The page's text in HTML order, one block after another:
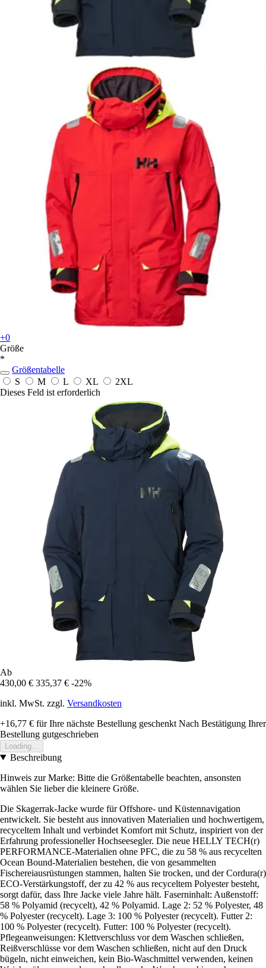
+0
Größe
*
Größentabelle
S
M L XL
2XL
Dieses Feld ist erforderlich
Ab
430,00 € 335,37 € -22%
inkl. MwSt. zzgl. Versandkosten
+16,77 € für Ihre nächste Bestellung geschenkt Nach Bestätigung Ihrer
Bestellung gutgeschrieben
Loading...
Beschreibung
Hinweis zur Marke: Bitte die Größentabelle beachten, ansonsten
wählen Sie lieber die kleinere Größe.
Die Skagerrak-Jacke wurde für Offshore- und Küstennavigation
entwickelt. Sie besteht aus innovativen Materialien und hochwertigem,
recyceltem Inhalt und verbindet Komfort mit Schutz, inspiriert von der
Erfahrung professioneller Hochseesegler. Die neue HELLY TECH(r)
PERFORMANCE-Materialien ohne PFC, die zu 58 % aus recycelten
Ocean Bound-Materialien bestehen, die von gesammelten
Fischereiausrüstungen stammen, halten Sie trocken, und der Cordura(r)
ECO-Verstärkungstoff, der zu 42 % aus recyceltem Polyester besteht,
sorgt dafür, dass Ihre Jacke viele Jahre hält. Faserninhalt: Außenstoff:
58 % Polyamid (recycelt), 42 % Polyamid. Lage 2: 52 % Polyester, 48
% Polyester (recycelt). Lage 3: 100 % Polyester (recycelt). Futter 2:
100 % Polyester (recycelt). Futter: 100 % Polyester (recycelt).
Pflegeanweisungen: Klettverschluss vor dem Waschen schließen,
Reißverschlüsse vor dem Waschen schließen, nicht auf den Druck
bügeln, nicht einweichen, kein Bio-Waschmittel verwenden, keinen